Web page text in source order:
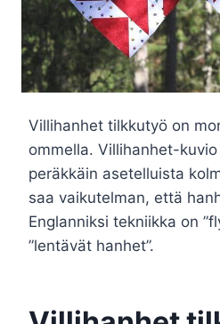
Villihanhet tilkkutyö on
ommella. Villihanhet-
peräkkäin asetelluista
saa vaikutelman, että
Englanniksi tekniikka on
”lentävät hanhet”.